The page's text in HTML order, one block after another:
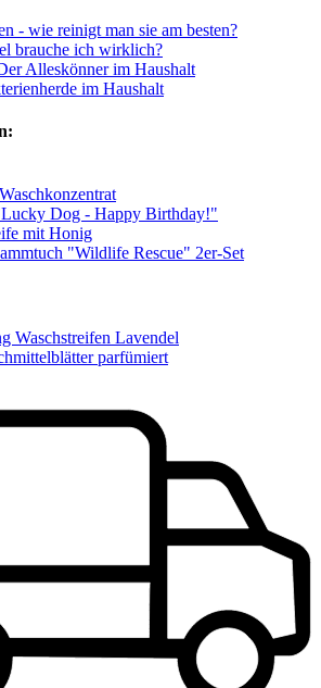
- wie reinigt man sie am besten?
brauche ich wirklich?
Alleskönner im Haushalt
im Haushalt
Dog - Happy Birthday!"
mit Honig
"Wildlife Rescue" 2er-Set
Waschstreifen Lavendel
parfümiert